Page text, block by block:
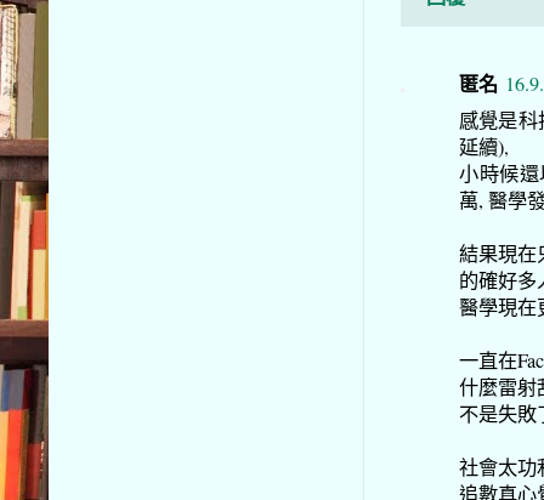
匿名
感覺是
延續),
小時候
萬, 醫學
結果現在
的確好多
醫學現在
一直在
什麼雷射
不是失敗
社會太功
追數真心